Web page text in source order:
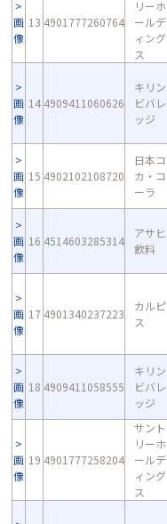
画
像
13 4901777260764
リーホ
ールデ
ィング
ス
画
像
14 4909411060626
キリン
ビバレ
ッジ
画
像
15 4902102108720
日本コ
カ・コ
ーラ
画
像
16 4514603285314
アサヒ
飲料
画
像
17 4901340237223
カルピ
ス
画
像
18 4909411058555
キリン
ビバレ
ッジ
画
像
19 4901777258204
サント
リーホ
ールデ
ィング
ス